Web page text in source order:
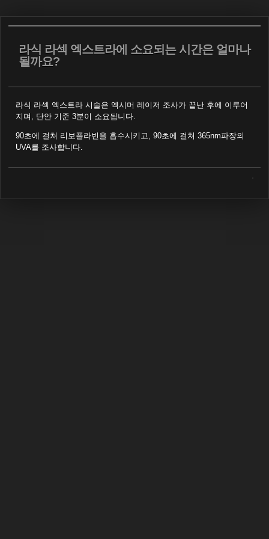
라식 라섹 엑스트라에 소요되는 시간은 얼마나
될까요?
라식 라섹 엑스트라 시술은 엑시머 레이저 조사가 끝난 후에 이루어
지며, 단안 기준 3분이 소요됩니다.
90초에 걸쳐 리보플라빈을 흡수시키고, 90초에 걸쳐 365nm파장의
UVA를 조사합니다.
Sketchbook5, 스케치북5
Sketchbook5, 스케치북5